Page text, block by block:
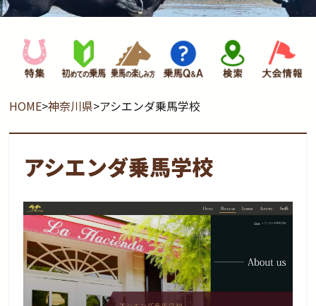
HOME>神奈川県>アシエンダ乗馬学校
アシエンダ乗馬学校